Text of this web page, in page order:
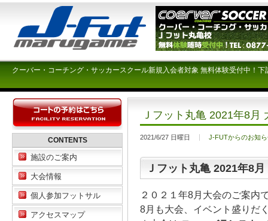
クーバー・コーチング・サッカースクール新規入会者対象 無料体験受付中！
Ｊフット丸亀 2021年8月
2021/6/27 日曜日 J-FUTからのお知
Ｊフット丸亀 2021年8
２０２１年8月大会のご案内
8月も大会、イベント盛りだ
CONTENTS
施設のご案内
大会情報
個人参加フットサル
アクセスマップ